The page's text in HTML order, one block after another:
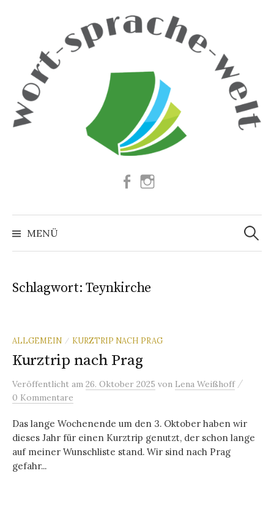
Facebook
MENÜ
Suchen
nach:
Schlagwort:Teynkirche
ALLGEMEIN / KURZTRIP NACH PRAG
Kurztrip nach Prag
Veröffentlicht am 26. Oktober 2025 von Lena Weißhoff /
0 Kommentare
Das lange Wochenende um den 3. Oktober haben wir
dieses Jahr für einen Kurztrip genutzt, der schon lange
auf meiner Wunschliste stand. Wir sind nach Prag
gefahr...